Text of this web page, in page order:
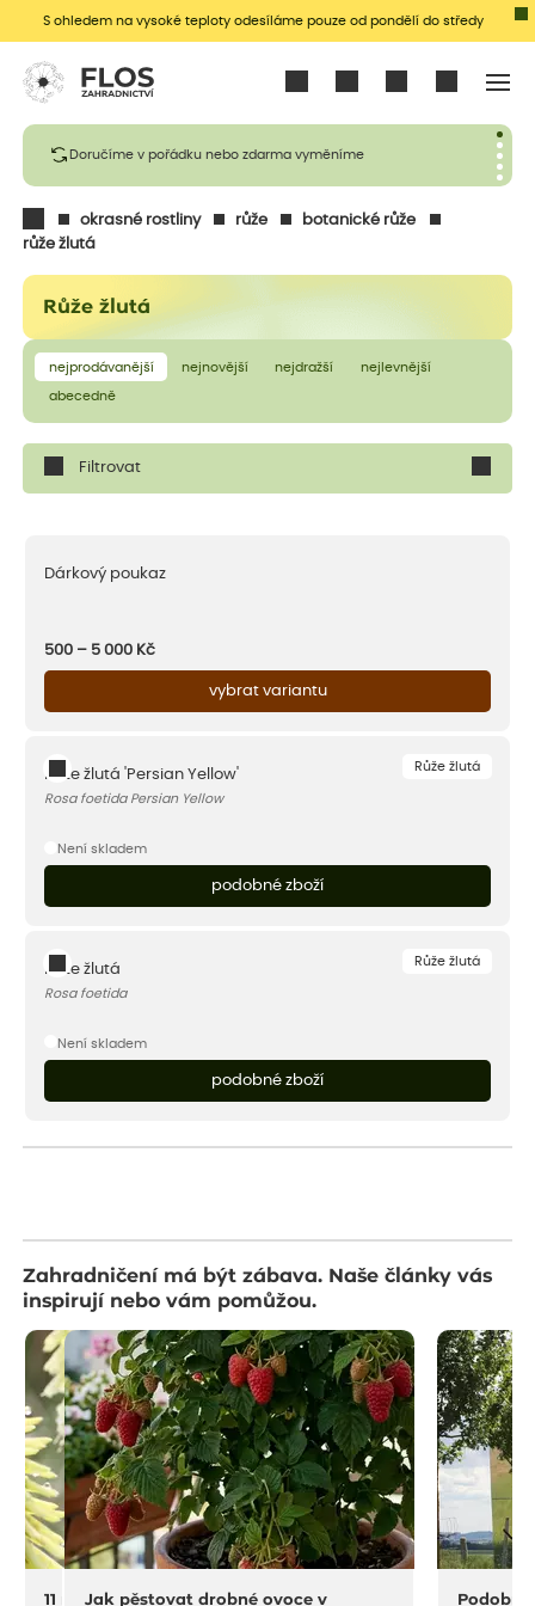
S ohledem na vysoké teploty odesíláme pouze od pondělí do středy
Doručíme v pořádku nebo zdarma vyměníme
okrasné rostliny růže
botanické růže
růže žlutá
Růže žlutá
nejprodávanější nejnovější nejdražší nejlevnější
abecedně
Filtrovat
Dárkový poukaz
500 – 5 000 Kč
vybrat variantu
Růže žlutá
Růže žlutá 'Persian Yellow'
Rosa foetida Persian Yellow
Není skladem
podobné zboží
Růže žlutá
Růže žlutá
Rosa foetida
Není skladem
podobné zboží
Zahradničení má být zábava. Naše články vás
inspirují nebo vám pomůžou.
11 na rostliny do sucha a horka
Jak pěstovat drobné ovoce v